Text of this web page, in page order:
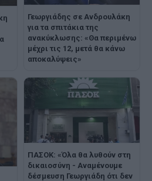
Γεωργιάδης σε Ανδρουλάκη
για τα σπιτάκια της
ανακύκλωσης: «Θα περιμένω
μέχρι τις 12, μετά θα κάνω
αποκαλύψεις»
ΠΑΣΟΚ: «Όλα θα λυθούν στη
δικαιοσύνη - Aναμένουμε
δέσμευση Γεωργιάδη ότι δεν